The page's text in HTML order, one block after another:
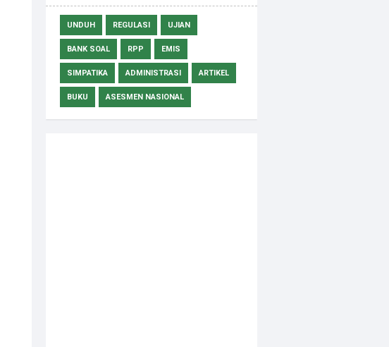
UNDUH REGULASI UJIAN
BANK SOAL RPP EMIS
SIMPATIKA ADMINISTRASI ARTIKEL
BUKU ASESMEN NASIONAL